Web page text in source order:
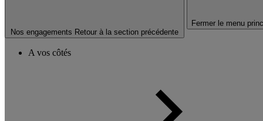
Nos engagements Retour à la section précédente
Fermer le menu
A vos côtés